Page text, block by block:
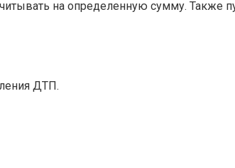
на определенную сумму. Также
ДТП.